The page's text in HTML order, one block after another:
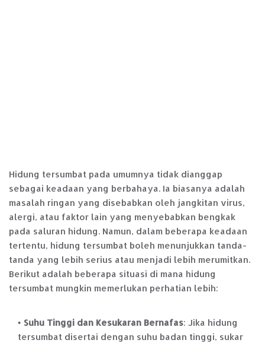
Hidung tersumbat pada umumnya tidak dianggap
sebagai keadaan yang berbahaya. Ia biasanya adalah
masalah ringan yang disebabkan oleh jangkitan virus,
alergi, atau faktor lain yang menyebabkan bengkak
pada saluran hidung. Namun, dalam beberapa keadaan
tertentu, hidung tersumbat boleh menunjukkan tanda-
tanda yang lebih serius atau menjadi lebih merumitkan.
Berikut adalah beberapa situasi di mana hidung
tersumbat mungkin memerlukan perhatian lebih:
Suhu Tinggi dan Kesukaran Bernafas: Jika hidung
tersumbat disertai dengan suhu badan tinggi, sukar